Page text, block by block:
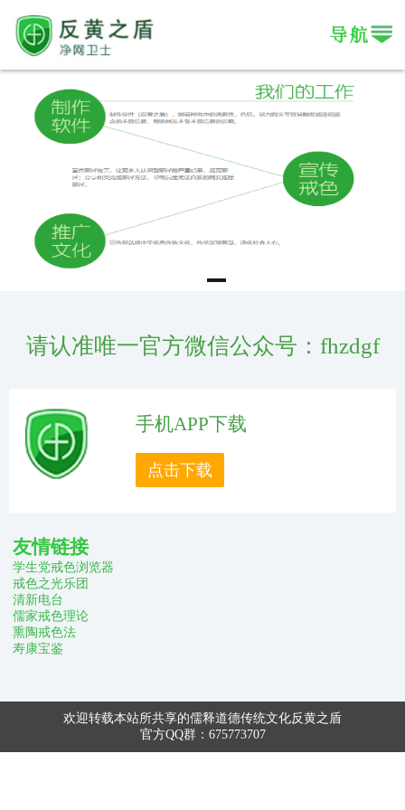
请认准唯一官方微信公众号：fhzdgf
手机APP下载
点击下载
友情链接
学生党戒色浏览器
戒色之光乐团
清新电台
儒家戒色理论
熏陶戒色法
寿康宝鉴
欢迎转载本站所共享的儒释道德传统文化反黄之盾
官方QQ群：675773707